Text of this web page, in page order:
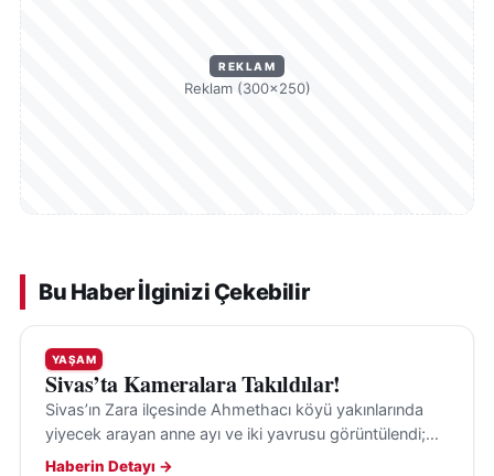
REKLAM
Reklam (300×250)
Bu Haber İlginizi Çekebilir
YAŞAM
Sivas’ta Kameralara Takıldılar!
Sivas’ın Zara ilçesinde Ahmethacı köyü yakınlarında
yiyecek arayan anne ayı ve iki yavrusu görüntülendi;
anne ayı, vatandaşı fark edince yavrularını uzaklaştırdı.
Haberin Detayı →